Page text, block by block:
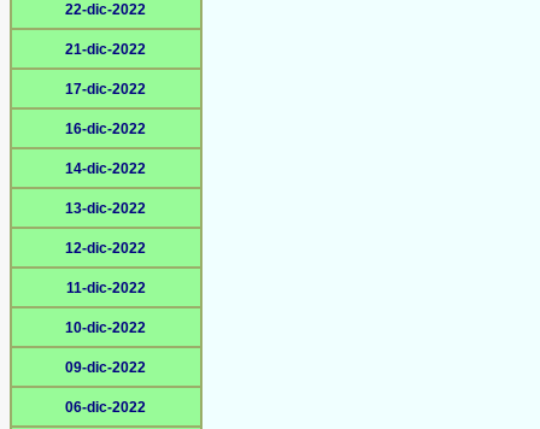
22-dic-2022
21-dic-2022
17-dic-2022
16-dic-2022
14-dic-2022
13-dic-2022
12-dic-2022
11-dic-2022
10-dic-2022
09-dic-2022
06-dic-2022